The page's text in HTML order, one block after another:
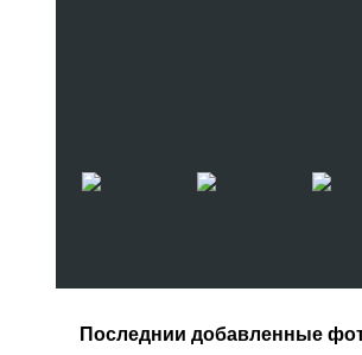
Последнии добавленные